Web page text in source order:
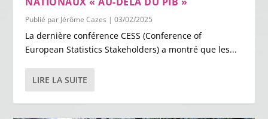
Publié par Jérôme Cazes |03/02/2025
La dernière conférence CESS (Conference of
European Statistics Stakeholders) a montré que les...
LIRE LA SUITE